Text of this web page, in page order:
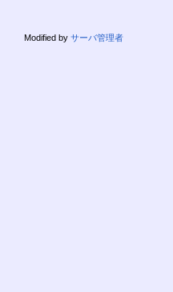
Modified by サーバ管理者